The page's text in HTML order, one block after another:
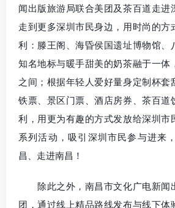
闻出版旅游局联合美团及茶百道走进
走到更多深圳市民身边，用时尚的方
利：滕王阁、海昏侯国遗址博物馆、
知名地标与暖手甜美的奶茶融于一体
之间；根据年轻人爱好量身定制杯套
铁票、景区门票、酒店房券、茶百道
利，用更为有趣的方式发放给深圳市
系列活动，吸引深圳市民参与进来
昌、走进南昌！
除此之外，南昌市文化广电新闻
团，通过线上精品路线发布与线下体